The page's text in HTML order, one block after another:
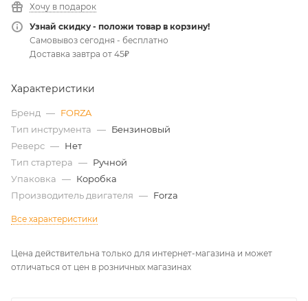
Хочу в подарок
Узнай скидку - положи товар в корзину!
Самовывоз сегодня - бесплатно
Доставка завтра от 45₽
Характеристики
Бренд — FORZA
Тип инструмента — Бензиновый
Реверс — Нет
Тип стартера — Ручной
Упаковка — Коробка
Производитель двигателя — Forza
Все характеристики
Цена действительна только для интернет-магазина и может
отличаться от цен в розничных магазинах